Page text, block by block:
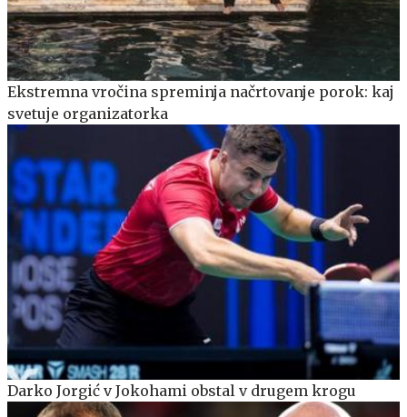
Ekstremna vročina spreminja načrtovanje porok: kaj
svetuje organizatorka
Darko Jorgić v Jokohami obstal v drugem krogu